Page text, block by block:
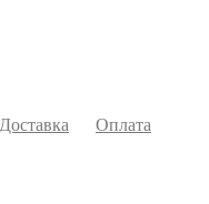
Доставка Оплата